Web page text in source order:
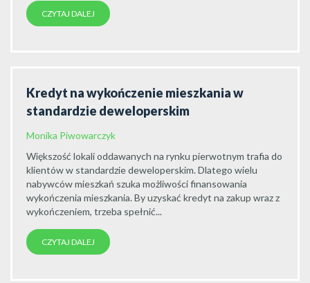
CZYTAJ DALEJ
Kredyt na wykończenie mieszkania w
standardzie deweloperskim
Monika Piwowarczyk
Większość lokali oddawanych na rynku pierwotnym trafia do
klientów w standardzie deweloperskim. Dlatego wielu
nabywców mieszkań szuka możliwości finansowania
wykończenia mieszkania. By uzyskać kredyt na zakup wraz z
wykończeniem, trzeba spełnić...
CZYTAJ DALEJ